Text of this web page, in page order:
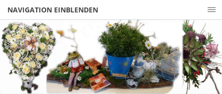
NAVIGATION EINBLENDEN